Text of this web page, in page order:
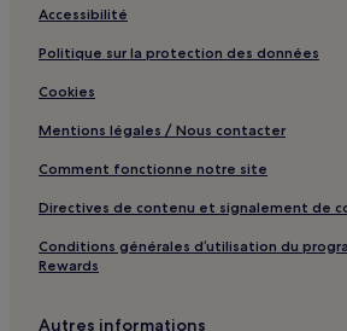
Monségur : hôtels
Sainte-Eulalie-D'eymet : hôtels
Accessibilité
Politique sur la protection des données
Cookies
Mentions légales / Nous contacter
Comment fonctionne notre site
Directives de contenu et signalement de
Conditions générales d’utilisation du
Rewards
Autres informations